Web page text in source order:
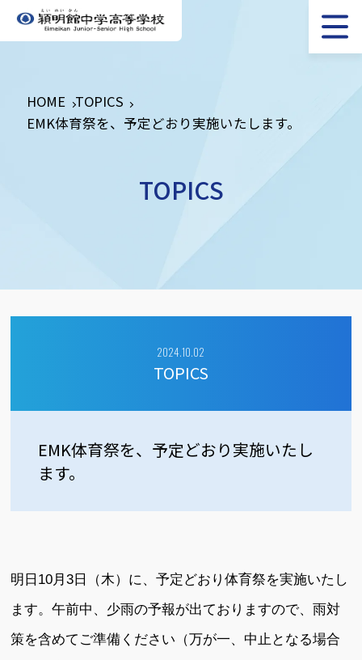
HOME TOPICS
EMK体育祭を、予定どおり実施いたします。
TOPICS
2024.10.02
TOPICS
EMK体育祭を、予定どおり実施いたし
ます。
明日10月3日（木）に、予定どおり体育祭を実施いたし
ます。午前中、少雨の予報が出ておりますので、雨対
策を含めてご準備ください（万が一、中止となる場合